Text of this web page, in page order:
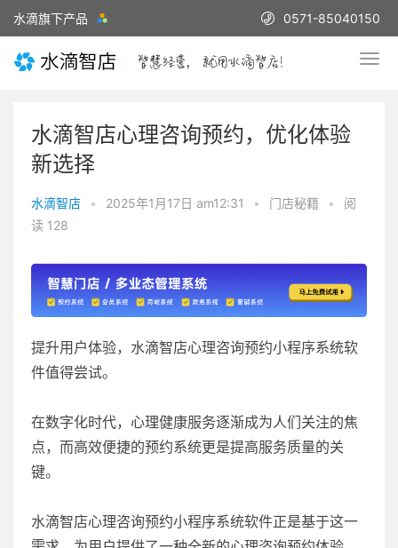
水滴旗下产品 0571-85040150
水滴智店心理咨询预约，优化体验
新选择
水滴智店 • 2025年1月17日 am12:31 • 门店秘籍 •
阅
读 128
提升用户体验，水滴智店心理咨询预约小程序系统软
件值得尝试。
在数字化时代，心理健康服务逐渐成为人们关注的焦
点，而高效便捷的预约系统更是提高服务质量的关
键。
水滴智店心理咨询预约小程序系统软件正是基于这一